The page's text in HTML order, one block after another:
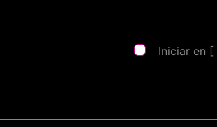
Iniciar en [